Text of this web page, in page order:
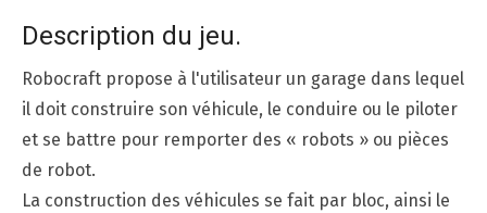
Description du jeu.
Robocraft propose à l'utilisateur un garage dans lequel
il doit construire son véhicule, le conduire ou le piloter
et se battre pour remporter des « robots » ou pièces
de robot.
La construction des véhicules se fait par bloc, ainsi le